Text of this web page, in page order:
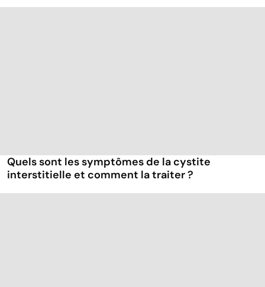
Quels sont les symptômes de la cystite
interstitielle et comment la traiter ?